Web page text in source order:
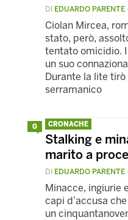
DI EDUARDO PARENTE
Ciolan Mircea,
stato, però,
tentato omicidio.
un suo
Durante la lite
serramanico
0 CRONACHE
Stalking e
marito a
DI EDUARDO PARENTE
Minacce, ingiurie
capi d’accusa
un